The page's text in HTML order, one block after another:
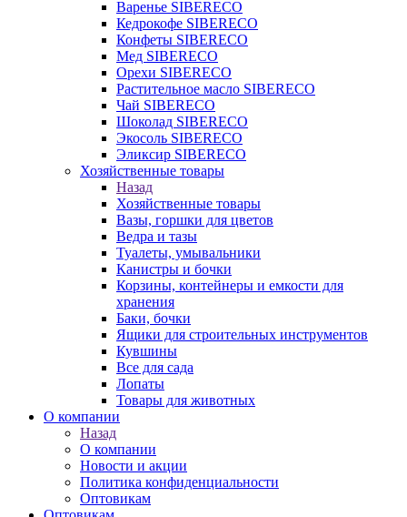
Варенье SIBERECO
Кедрокофе SIBERECO
Конфеты SIBERECO
Мед SIBERECO
Орехи SIBERECO
Растительное масло SIBERECO
Чай SIBERECO
Шоколад SIBERECO
Экосоль SIBERECO
Эликсир SIBERECO
Хозяйственные товары
Назад
Хозяйственные товары
Вазы, горшки для цветов
Ведра и тазы
Туалеты, умывальники
Канистры и бочки
Корзины, контейнеры и емкости для
хранения
Баки, бочки
Ящики для строительных инструментов
Кувшины
Все для сада
Лопаты
Товары для животных
О компании
Назад
О компании
Новости и акции
Политика конфиденциальности
Оптовикам